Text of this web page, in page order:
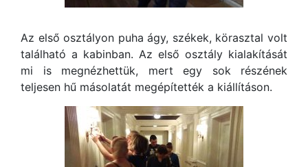
Az első osztályon puha ágy, székek, körasztal volt
található a kabinban. Az első osztály kialakítását
mi is megnézhettük, mert egy sok részének
teljesen hű másolatát megépítették a kiállításon.